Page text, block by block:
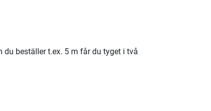
beställer t.ex. 5 m får du tyget i två